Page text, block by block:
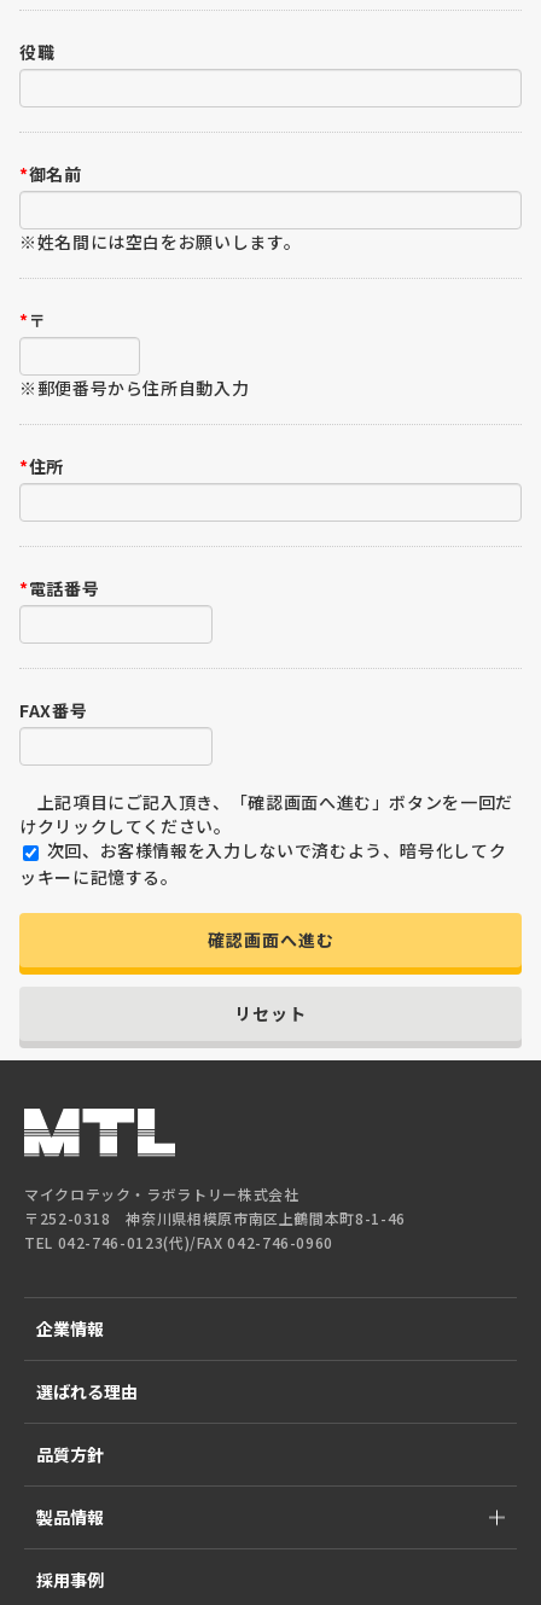
役職
*御名前
※姓名間には空白をお願いします。
*〒
※郵便番号から住所自動入力
*住所
*電話番号
FAX番号
上記項目にご記入頂き、「確認画面へ進む」ボタンを一回だ
けクリックしてください。
ッキーに記憶する。
確認画面へ進む
リセット
マイクロテック・ラボラトリー株式会社
〒252-0318 神奈川県相模原市南区上鶴間本町8-1-46
TEL 042-746-0123(代)/FAX 042-746-0960
企業情報
選ばれる理由
品質方針
製品情報
採用事例